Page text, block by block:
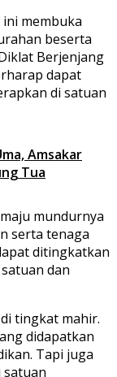
membuka
beserta
Berjenjang
dapat
di satuan
Amsakar
Tua
mundurnya
serta tenaga
ditingkatkan
dan
tingkat mahir.
didapatkan
Tapi juga
satuan